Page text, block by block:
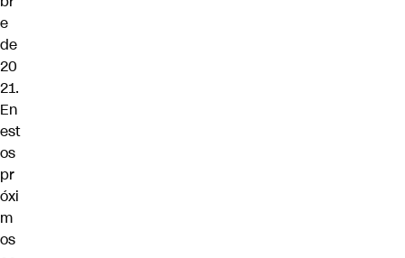
e
de
20
21.
En
est
os
pr
óxi
m
os